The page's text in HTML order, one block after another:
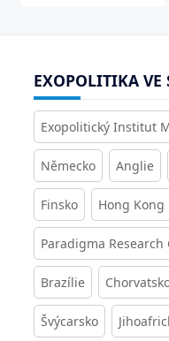
EXOPOLITIKA VE
Exopolitický Institut
Německo Anglie
Finsko Hong Kong
Paradigma Research
Brazílie
Švýcarsko